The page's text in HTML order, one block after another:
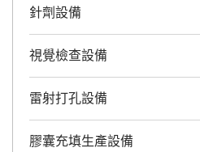
針劑設備
視覺檢查設備
雷射打孔設備
膠囊充填生產設備